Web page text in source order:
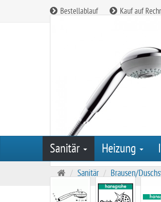
Bestellablauf Kauf auf
Sanitär Heizung
S
a
Sanitär Brausen/